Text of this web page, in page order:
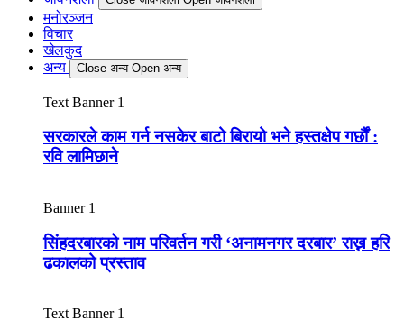
मनोरञ्जन
विचार
खेलकुद
अन्य
Close अन्य Open अन्य
Text Banner 1
सरकारले काम गर्न नसकेर बाटो बिरायो भने हस्तक्षेप गर्छौं :
रवि लामिछाने
Banner 1
सिंहदरबारको नाम परिवर्तन गरी ‘अनामनगर दरबार’ राख्न हरि
ढकालको प्रस्ताव
Text Banner 1